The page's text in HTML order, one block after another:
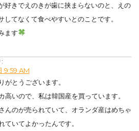
好きでえのきが歯に挟まらないのと、えの
してなくて食べやすいとのことです。
ます
9:59 AM
がとうございます。
高いので、私は韓国産を買っています。
んのが売られていて、オランダ産はめちゃ
ていてよかったんです。